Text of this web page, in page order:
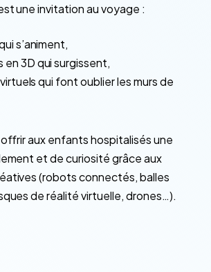
une invitation au voyage :
s’animent,
en 3D qui surgissent,
qui font oublier les murs de
aux enfants hospitalisés une
et de curiosité grâce aux
(robots connectés, balles
de réalité virtuelle, drones…).